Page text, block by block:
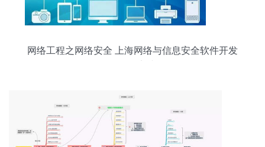
网络工程之网络安全 上海网络与信息安全软件开发